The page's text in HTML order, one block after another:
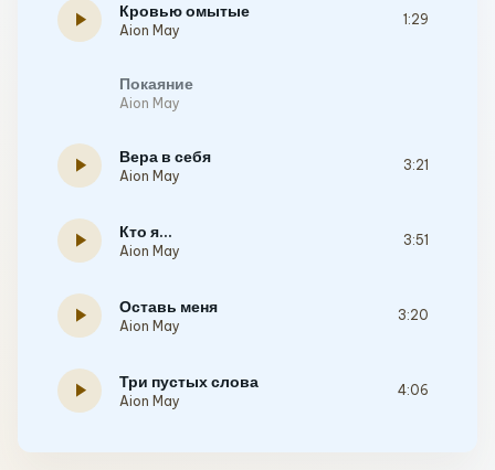
play_arrow Кровью омытые
Aion May
1:29
Покаяние
Aion May
play_arrow Вера в себя
Aion May
3:21
play_arrow Кто я...
Aion May
3:51
play_arrow Оставь меня
Aion May
3:20
play_arrow Три пустых слова
Aion May
4:06